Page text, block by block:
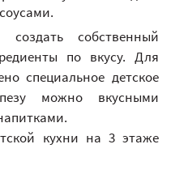
собственный
по вкусу. Для
специальное детское
можно вкусными
кухни на 3 этаже